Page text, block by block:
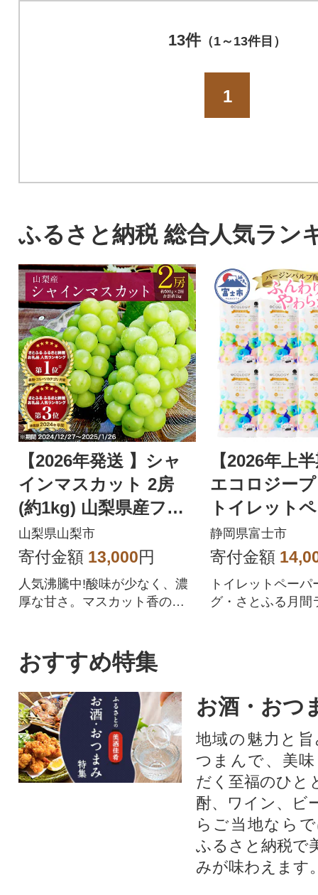
13件（1～13件目）
1
ふるさと納税 総合人気ラン
【2026年発送 】シャ
インマスカット 2房
(約1kg) 山梨県産フル
ーツ 人気のぶどう
山梨県山梨市
寄付金額 13,000円
人気沸騰中!酸味が少なく、濃
厚な甘さ。マスカット香の芳
トを中心にぶどうをたくさん
作っている農家が自信を持っ
てお届けします。
【2026年上
エコロジー
トイレット
ダブル 96ロ
品 人気
静岡県富士市
寄付金額
トイレットペーパ
グ・さとふる月間
おすすめ特集
お酒・おつ
地域の魅力と
つまんで、美
だく至福のひと
酎、ワイン、ビ
らご当地なら
ふるさと納税で
みが味わえます